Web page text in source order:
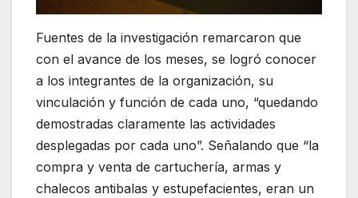
Fuentes de la investigación remarcaron que
con el avance de los meses, se logró conocer
a los integrantes de la organización, su
vinculación y función de cada uno, “quedando
demostradas claramente las actividades
desplegadas por cada uno”. Señalando que “la
compra y venta de cartuchería, armas y
chalecos antibalas y estupefacientes, eran un